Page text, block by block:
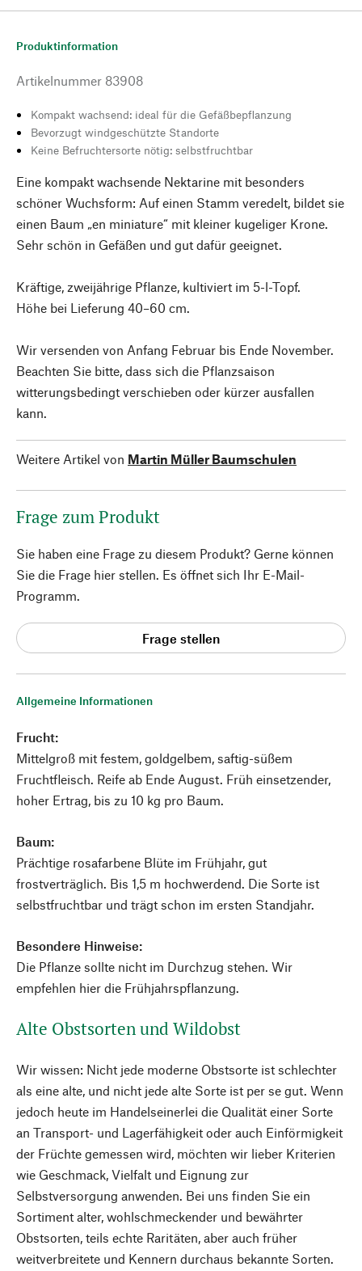
Allgemeine Informationen
Frucht:
Mittelgroß mit festem, goldgelbem, saftig-süßem
Fruchtfleisch. Reife ab Ende August. Früh einsetzender,
hoher Ertrag, bis zu 10 kg pro Baum.
Baum:
Prächtige rosafarbene Blüte im Frühjahr, gut
frostverträglich. Bis 1,5 m hochwerdend. Die Sorte ist
selbstfruchtbar und trägt schon im ersten Standjahr.
Besondere Hinweise:
Die Pflanze sollte nicht im Durchzug stehen. Wir
empfehlen hier die Frühjahrspflanzung.
Alte Obstsorten und Wildobst
Wir wissen: Nicht jede moderne Obstsorte ist schlechter
als eine alte, und nicht jede alte Sorte ist per se gut. Wenn
jedoch heute im Handelseinerlei die Qualität einer Sorte
an Transport- und Lagerfähigkeit oder auch Einförmigkeit
der Früchte gemessen wird, möchten wir lieber Kriterien
wie Geschmack, Vielfalt und Eignung zur
Selbstversorgung anwenden. Bei uns finden Sie ein
Sortiment alter, wohlschmeckender und bewährter
Obstsorten, teils echte Raritäten, aber auch früher
weitverbreitete und Kennern durchaus bekannte Sorten.
Produktinformation
Artikelnummer 83908
Kompakt wachsend: ideal für die Gefäßbepflanzung
Bevorzugt windgeschützte Standorte
Keine Befruchtersorte nötig: selbstfruchtbar
Eine kompakt wachsende Nektarine mit besonders
schöner Wuchsform: Auf einen Stamm veredelt, bildet sie
einen Baum „en miniature“ mit kleiner kugeliger Krone.
Sehr schön in Gefäßen und gut dafür geeignet.
Kräftige, zweijährige Pflanze, kultiviert im 5-l-Topf.
Höhe bei Lieferung 40–60 cm.
Wir versenden von Anfang Februar bis Ende November.
Beachten Sie bitte, dass sich die Pflanzsaison
witterungsbedingt verschieben oder kürzer ausfallen
kann.
Weitere Artikel von Martin Müller Baumschulen
Frage zum Produkt
Sie haben eine Frage zu diesem Produkt? Gerne können
Sie die Frage hier stellen. Es öffnet sich Ihr E-Mail-
Programm.
Frage stellen